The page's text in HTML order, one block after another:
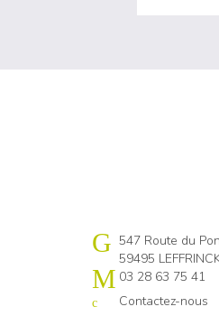
Cap emploi 59-
547 Route du
59495
03 28 63 75 41
Contactez-nous